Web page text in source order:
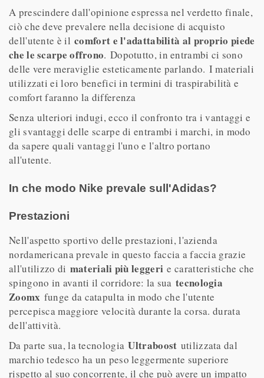
A prescindere dall'opinione espressa nel verdetto finale,
ciò che deve prevalere nella decisione di acquisto
dell'utente è ilcomfort e l'adattabilità al proprio piede
che le scarpe offrono. Dopotutto, in entrambi ci sono
delle vere meraviglie esteticamente parlando. I materiali
utilizzati ei loro benefici in termini di traspirabilità e
comfort faranno la differenza
Senza ulteriori indugi, ecco il confronto tra i vantaggi e
gli svantaggi delle scarpe di entrambi i marchi, in modo
da sapere quali vantaggi l'uno e l'altro portano
all'utente.
In che modo Nike prevale sull'Adidas?
Prestazioni
Nell'aspetto sportivo delle prestazioni, l'azienda
nordamericana prevale in questo faccia a faccia grazie
all'utilizzo di materiali più leggerie caratteristiche che
spingono in avanti il ​​corridore: la suatecnologia
Zoomx funge da catapulta in modo che l'utente
percepisca maggiore velocità durante la corsa. durata
dell'attività.
Da parte sua, la tecnologiaUltraboost utilizzata dal
marchio tedesco ha un peso leggermente superiore
rispetto al suo concorrente, il che può avere un impatto